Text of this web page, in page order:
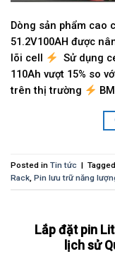
Dòng sản phẩm cao
51.2V100AH được
lõi cell
Sử dụng
110Ah vượt 15% so
trên thị trường
Posted in Tin tức | Tagged
Rack Pin lưu trữ năng
Lắp đặt pin
lịch sử